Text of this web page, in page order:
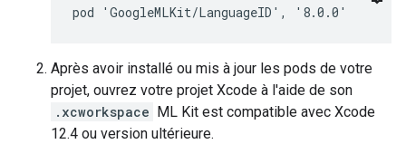
Après avoir installé ou mis à jour les pods de votre
projet, ouvrez votre projet Xcode à l'aide de son
.xcworkspace ML Kit est compatible avec Xcode
12.4 ou version ultérieure.